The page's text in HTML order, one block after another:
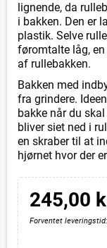
lignende, da
i bakken. Den er
plastik. Selve
føromtalte låg,
af rullebakken.
Bakken med
fra grindere.
bakke når du
bliver siet ned i
en skraber til at
hjørnet hvor der
245,00
Forventet